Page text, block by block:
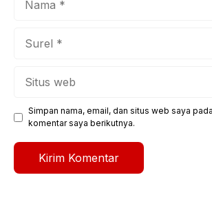
Simpan nama, email, dan situs web saya
komentar saya berikutnya.